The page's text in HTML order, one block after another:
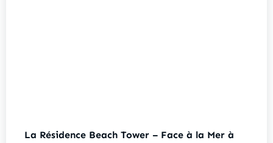
La Résidence Beach Tower – Face à la Mer à